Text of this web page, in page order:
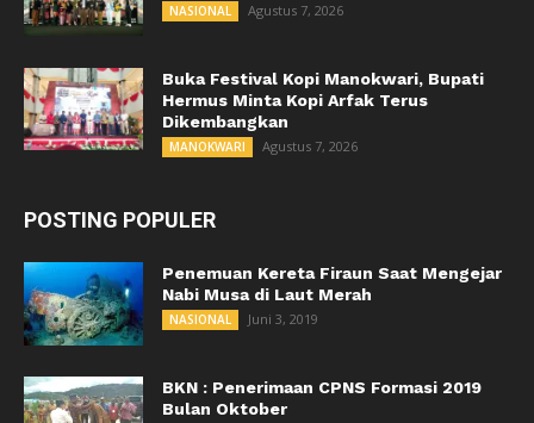
NASIONAL Agustus 7, 2026
Buka Festival Kopi Manokwari, Bupati
Hermus Minta Kopi Arfak Terus
Dikembangkan
MANOKWARI Agustus 7, 2026
POSTING POPULER
Penemuan Kereta Firaun Saat Mengejar
Nabi Musa di Laut Merah
NASIONAL Juni 3, 2019
BKN : Penerimaan CPNS Formasi 2019
Bulan Oktober